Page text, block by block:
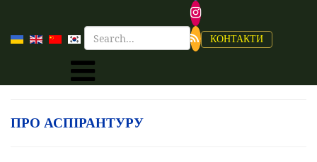
КОНТАКТИ
ПРО АСПІРАНТУРУ